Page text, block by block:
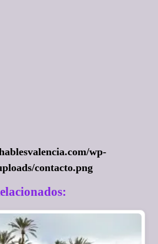
wp-
contacto.png